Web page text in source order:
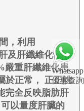
Whatsapp
優惠查詢
，利用
及肝纖維化情
嚴重肝纖維化患
於正常， 正正說
完全反映脂肪肝
以量度肝臟的